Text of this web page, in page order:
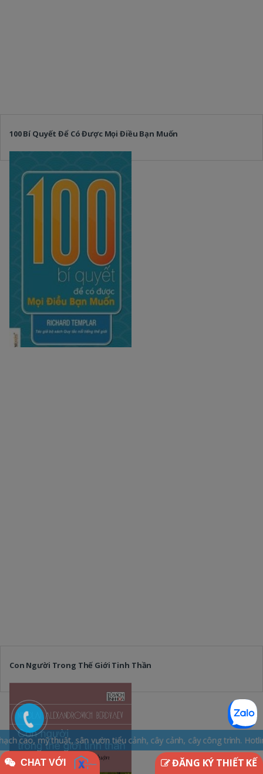
100 Bí Quyết Để Có Được Mọi Điều Bạn Muốn
Con Người Trong Thế Giới Tinh Thần
ĐĂNG KÝ THIẾT KẾ
CHAT VỚI
sân vườn tiểu cảnh, cây cảnh, cây công trình. Hotline: